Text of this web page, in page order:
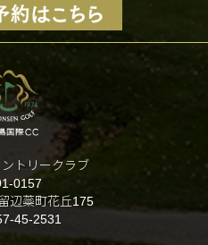
トリークラブ
0157
辺蘂町花丘175
45-2531